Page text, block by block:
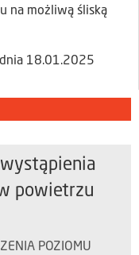
na możliwą śliską
18.01.2025
powietrzu
POZIOMU